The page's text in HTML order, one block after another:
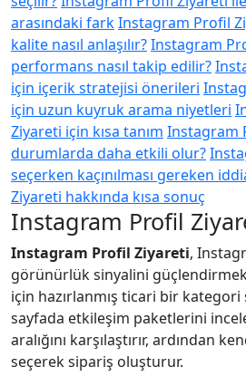
arasındaki farkInstagram Profil
kalite nasıl anlaşılır?Instagram
performans nasıl takip edilir?
için içerik stratejisi önerileri
için uzun kuyruk arama niyetleri
Ziyareti için kısa tanım Instagram
durumlarda daha etkili olur?
seçerken kaçınılması gereken
Ziyareti hakkında kısa sonuç
Instagram Profil
Instagram Profil Ziyareti,
görünürlük sinyalini güçlendirmek
için hazırlanmış ticari bir kategori
sayfada etkileşim paketlerini
aralığını karşılaştırır, ardından
seçerek sipariş oluşturur.